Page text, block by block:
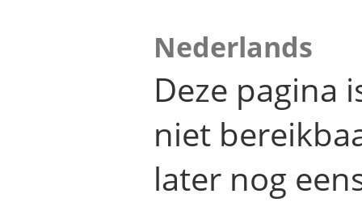
Nederlands
Deze pagina
niet
later nog